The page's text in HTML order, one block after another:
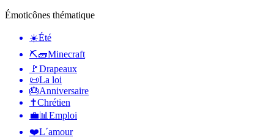
Émoticônes thématique
☀️Été
⛏🧱Minecraft
🚩Drapeaux
📜La loi
🎂Anniversaire
✝️Chrétien
💼📊 Emploi
❤️L´amour